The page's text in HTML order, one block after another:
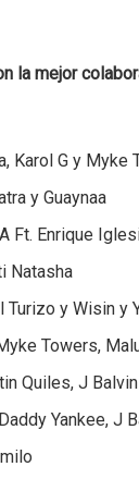
la mejor
Karol G y Myke
y Guaynaa
Ft. Enrique
Natasha
Turizo y Wisin y
Towers,
Quiles, J
Yankee, J